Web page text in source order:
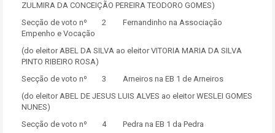
ZULMIRA DA CONCEIÇÃO PEREIRA TEODORO GOMES)
Secção de voto nº 2 Fernandinho na Associação
Empenho e Vocação
(do eleitor ABEL DA SILVA ao eleitor VITORIA MARIA DA SILVA
PINTO RIBEIRO ROSA)
Secção de voto nº 3 Arneiros na EB 1 de Arneiros
(do eleitor ABEL DE JESUS LUIS ALVES ao eleitor WESLEI GOMES
NUNES)
Secção de voto nº 4 Pedra na EB 1 da Pedra